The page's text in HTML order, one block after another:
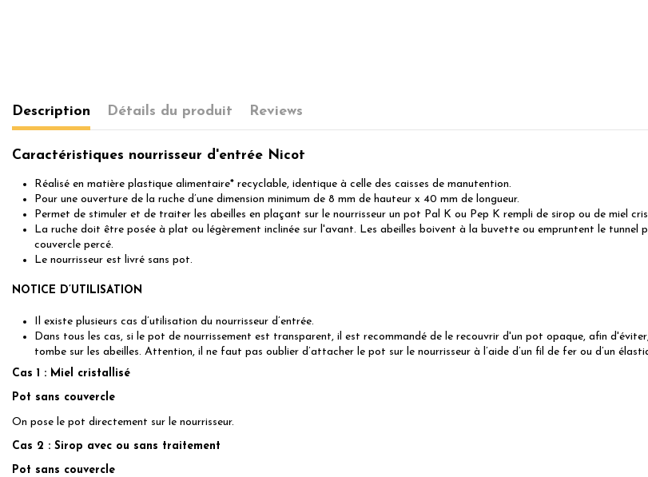
Description Détails du produit Reviews
Caractéristiques nourrisseur d'entrée Nicot
Réalisé en matière plastique alimentaire* recyclable, identique à celle des caisses de manutention.
Pour une ouverture de la ruche d’une dimension minimum de 8 mm de hauteur x 40 mm de longueur.
Permet de stimuler et de traiter les abeilles en plaçant sur le nourrisseur un pot Pal K ou Pep K rempli de sirop ou de miel
La ruche doit être posée à plat ou légèrement inclinée sur l'avant. Les abeilles boivent à la buvette ou empruntent le tunnel
couvercle percé.
Le nourrisseur est livré sans pot.
NOTICE D’UTILISATION
Il existe plusieurs cas d’utilisation du nourrisseur d’entrée.
Dans tous les cas, si le pot de nourrissement est transparent, il est recommandé de le recouvrir d'un pot opaque, afin
tombe sur les abeilles. Attention, il ne faut pas oublier d’attacher le pot sur le nourrisseur à l’aide d’un fil de fer ou d’un
Cas 1 : Miel cristallisé
Pot sans couvercle
On pose le pot directement sur le nourrisseur.
Cas 2 : Sirop avec ou sans traitement
Pot sans couvercle